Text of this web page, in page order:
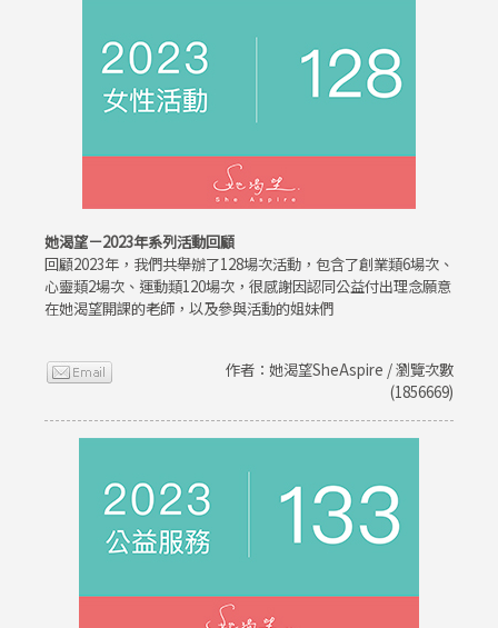
她渴望－2023年系列活動回顧
回顧2023年，我們共舉辦了128場次活動，包含了創業類6場次、
心靈類2場次、運動類120場次，很感謝因認同公益付出理念願意
在她渴望開課的老師，以及參與活動的姐妹們
作者：她渴望SheAspire / 瀏覽次數
(1856669)